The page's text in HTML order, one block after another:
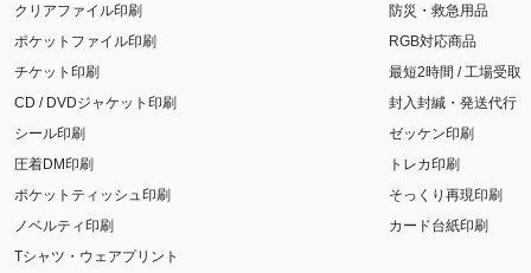
クリアファイル印刷
ポケットファイル印刷
チケット印刷
CD / DVDジャケット印刷
シール印刷
圧着DM印刷
ポケットティッシュ印刷
ノベルティ印刷
Tシャツ・ウェアプリント
防災・救急用品
RGB対応商品
最短2時間 / 工場受取
封入封緘・発送代行
ゼッケン印刷
トレカ印刷
そっくり再現印刷
カード台紙印刷